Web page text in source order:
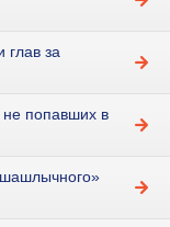
глав за
не попавших в